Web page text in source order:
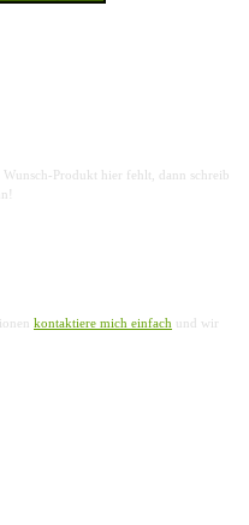
Produkt hier fehlt, dann schreib
kontaktiere mich einfach und wir